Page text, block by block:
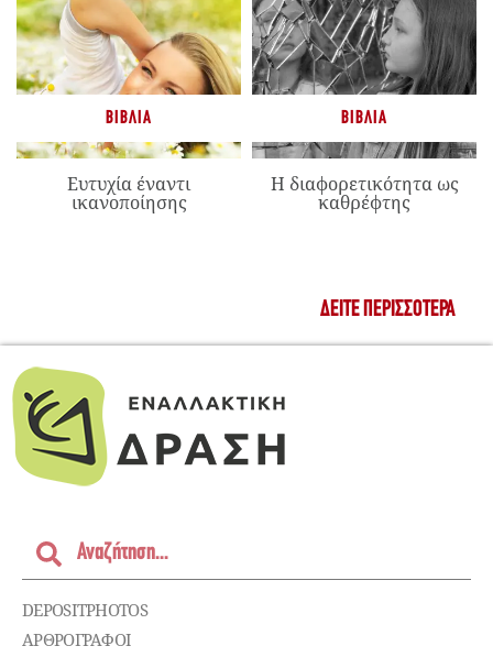
ΒΙΒΛΊΑ
Ευτυχία έναντι
ικανοποίησης
ΒΙΒΛΊΑ
Η διαφορετικότητα ως
καθρέφτης
ΔΕΊΤΕ ΠΕΡΙΣΣΌΤΕΡΑ
DEPOSITPHOTOS
ΑΡΘΡΟΓΡΑΦΟΙ